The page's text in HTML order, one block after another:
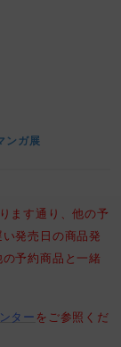
ンガ展
ます通り、他の予
発売日の商品発
予約商品と一緒
ター をご参照くだ